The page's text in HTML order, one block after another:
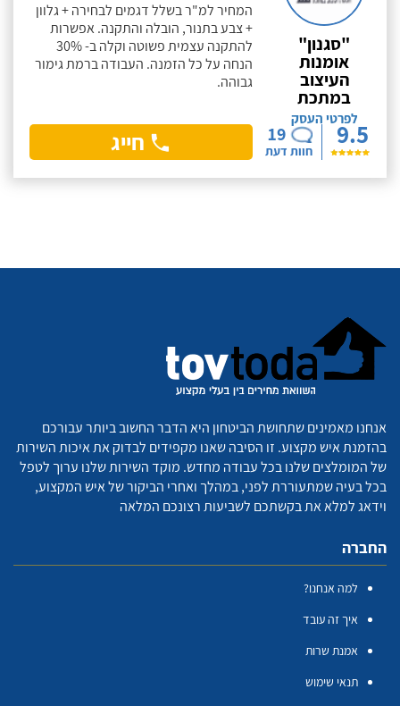
"סגנון"
אומנות
העיצוב
במתכת
לפרטי העסק
9.5
19
חוות דעת
המחיר למ"ר בשלל דגמים לבחירה + גלוון
+ צבע בתנור, הובלה והתקנה. אפשרות
להתקנה עצמית פשוטה וקלה ב- 30%
הנחה על כל הזמנה. העבודה ברמת גימור
גבוהה.
חייג
אנחנו מאמינים שתחושת הביטחון היא הדבר החשוב ביותר עבורכם
בהזמנת איש מקצוע. זו הסיבה שאנו מקפידים לבדוק את איכות השירות
של המומלצים שלנו בכל עבודה מחדש. מוקד השירות שלנו ערוך לטפל
בכל בעיה שמתעוררת לפני, במהלך ואחרי הביקור של איש המקצוע,
וידאג למלא את בקשתכם לשביעות רצונכם המלאה
החברה
למה אנחנו?
איך זה עובד
אמנת שרות
תנאי שימוש